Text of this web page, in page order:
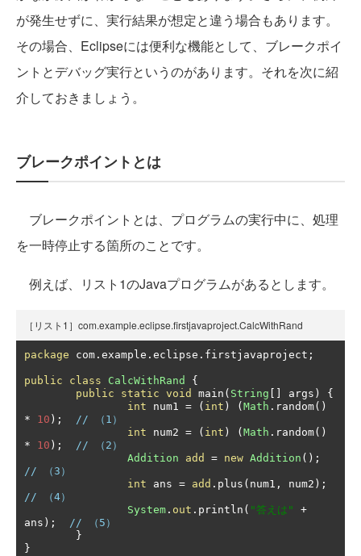
が発生せずに、実行結果が想定と違う場合もあります。
その場合、Eclipseには便利な機能として、ブレークポイ
ントとデバッグ実行というのがあります。それを次に紹
介しておきましょう。
ブレークポイントとは
ブレークポイントとは、プログラムの実行中に、処理
を一時停止する箇所のことです。
例えば、リスト1のJavaプログラムがあるとします。
［リスト1］com.example.eclipse.firstjavaproject.CalcWithRand
package com . example . eclipse . firstjavaproject ;
public class CalcWithRand
{
public
static void main ( String args )
{
int num1 = ( int ) ( Math . random()
*
10 );
// （1）
int num2 = ( int ) ( Math . random()
*
10 );
// （2）
Addition
add = new Addition ();
// （3）
int ans = add . plus ( num1 , num2 );
// （4）
System . out . println ( "答えは"
+
ans );
// （5）
}
}